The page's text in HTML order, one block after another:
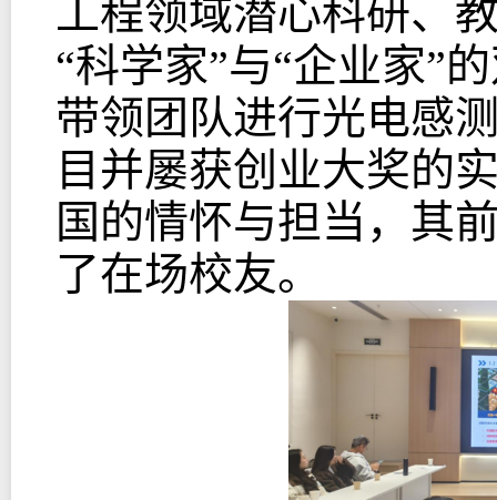
工程领域潜心科研、
“科学家”与“企业家”
带领团队进行光电感
目并屡获创业大奖的
国的情怀与担当，其
了在场校友。